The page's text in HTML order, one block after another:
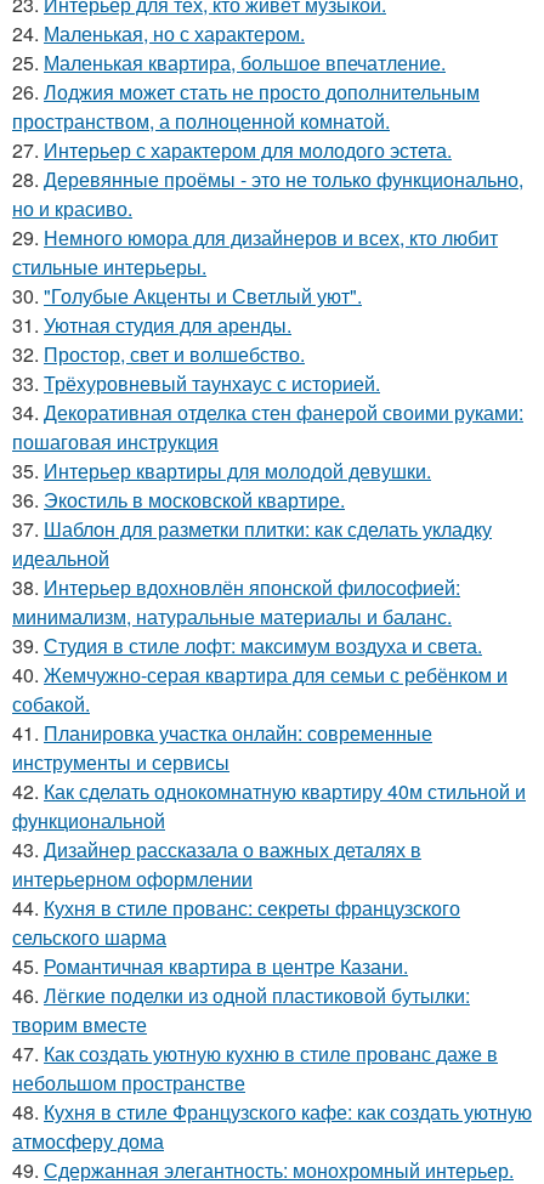
24. Маленькая, но с характером.
25. Маленькая квартира, большое впечатление.
26. Лоджия может стать не просто дополнительным
пространством, а полноценной комнатой.
27. Интерьер с характером для молодого эстета.
28. Деревянные проёмы - это не только функционально,
но и красиво.
29. Немного юмора для дизайнеров и всех, кто любит
стильные интерьеры.
30. "Голубые Акценты и Светлый уют".
31. Уютная студия для аренды.
32. Простор, свет и волшебство.
33. Трёхуровневый таунхаус с историей.
34. Декоративная отделка стен фанерой своими руками:
пошаговая инструкция
35. Интерьер квартиры для молодой девушки.
36. Экостиль в московской квартире.
37. Шаблон для разметки плитки: как сделать укладку
идеальной
38. Интерьер вдохновлён японской философией:
минимализм, натуральные материалы и баланс.
39. Студия в стиле лофт: максимум воздуха и света.
40. Жемчужно-серая квартира для семьи с ребёнком и
собакой.
41. Планировка участка онлайн: современные
инструменты и сервисы
42. Как сделать однокомнатную квартиру 40м стильной и
функциональной
43. Дизайнер рассказала о важных деталях в
интерьерном оформлении
44. Кухня в стиле прованс: секреты французского
сельского шарма
45. Романтичная квартира в центре Казани.
46. Лёгкие поделки из одной пластиковой бутылки:
творим вместе
47. Как создать уютную кухню в стиле прованс даже в
небольшом пространстве
48. Кухня в стиле Французского кафе: как создать уютную
атмосферу дома
49. Сдержанная элегантность: монохромный интерьер.